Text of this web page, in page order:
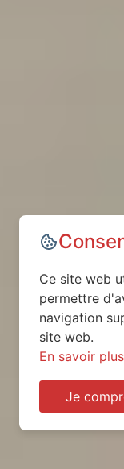
Ce site web
permettre
navigation
site web.
En savoir plus
Je